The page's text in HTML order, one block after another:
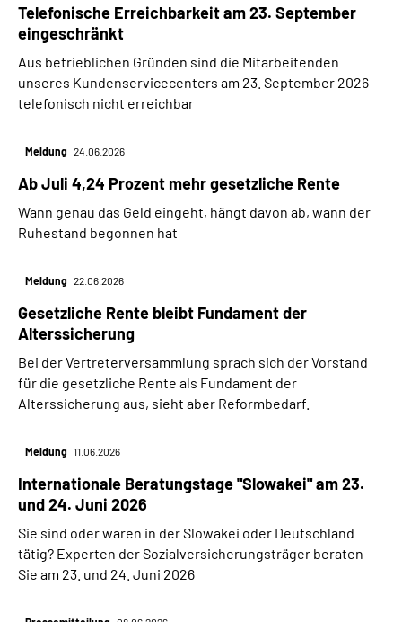
Telefonische Erreichbarkeit am 23. September
eingeschränkt
Aus betrieblichen Gründen sind die Mitarbeitenden
unseres Kundenservicecenters am 23. September 2026
telefonisch nicht erreichbar
Meldung 24.06.2026
Ab Juli 4,24 Prozent mehr gesetzliche Rente
Wann genau das Geld eingeht, hängt davon ab, wann der
Ruhestand begonnen hat
Meldung 22.06.2026
Gesetzliche Rente bleibt Fundament der
Alterssicherung
Bei der Vertreterversammlung sprach sich der Vorstand
für die gesetzliche Rente als Fundament der
Alterssicherung aus, sieht aber Reformbedarf.
Meldung 11.06.2026
Internationale Beratungstage "Slowakei" am 23.
und 24. Juni 2026
Sie sind oder waren in der Slowakei oder Deutschland
tätig? Experten der Sozialversicherungsträger beraten
Sie am 23. und 24. Juni 2026